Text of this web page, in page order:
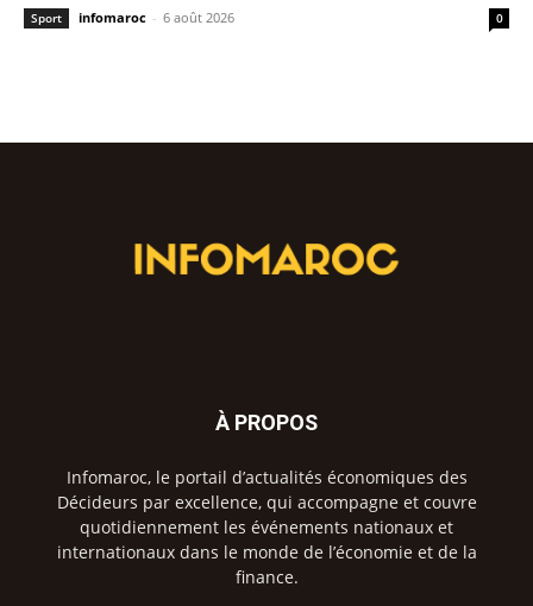
Sport infomaroc - 6 août 2026 0
À PROPOS
Infomaroc, le portail d’actualités économiques des
Décideurs par excellence, qui accompagne et couvre
quotidiennement les événements nationaux et
internationaux dans le monde de l’économie et de la
finance.